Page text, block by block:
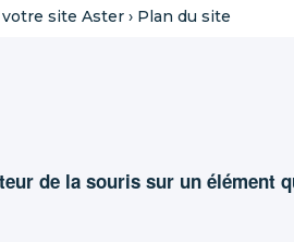
site Aster › Plan du site
de la souris sur un élément